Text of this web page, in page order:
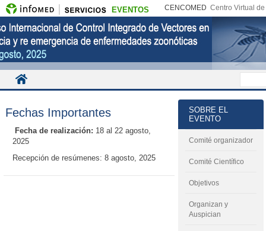
EVENTOS CENCOMED Centro Virtual
Fechas Importantes
Fecha de realización: 18 al 22 agosto,
2025
Recepción de resúmenes: 8 agosto, 2025
SOBRE EL
EVENTO
Comité organizador
Comité Científico
Objetivos
Organizan y
Auspician